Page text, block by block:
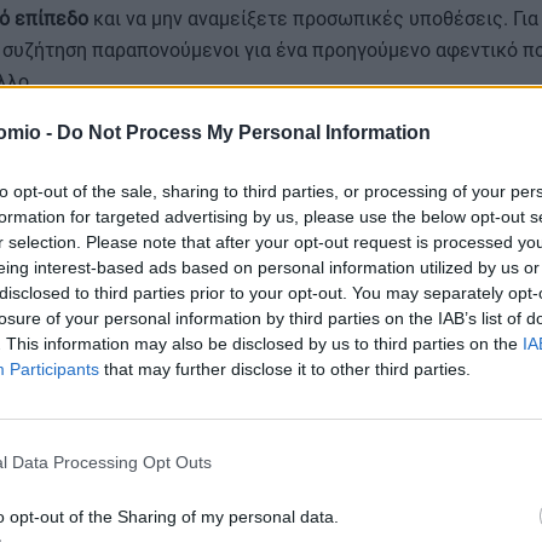
- Do Not Process My Personal Information
opt-out of the sale, sharing to third parties, or processing of your
for targeted advertising by us, please use the below opt-out
selection. Please note that after your opt-out request is processed
interest-based ads based on personal information utilized by us
to third parties prior to your opt-out. You may separately
of your personal information by third parties on the IAB’s list of
This information may also be disclosed by us to third parties on the
Participants that may further disclose it to other third parties.
Data Processing Opt Outs
opt-out of the Sharing of my personal data.
επίπεδοκαι να μην αναμείξετε προσωπικές υποθέσεις.
παραπονούμενοι για ένα προηγούμενο αφεντικό
υποψήφιος θα μπορούσε να ξεκινήσει την απάντησή του
αφεντικά, οπότεενώ δεν είχα πολλές προσωπικές
να υποστηρίξω επαγγελματικά εναλλακτικές
σας στην επίλυση συγκρούσεων
επικεντρώνεται
μια επαγγελματική διαφωνία
τη μορφή STAR, η οποία σημαίνει
κατάσταση,